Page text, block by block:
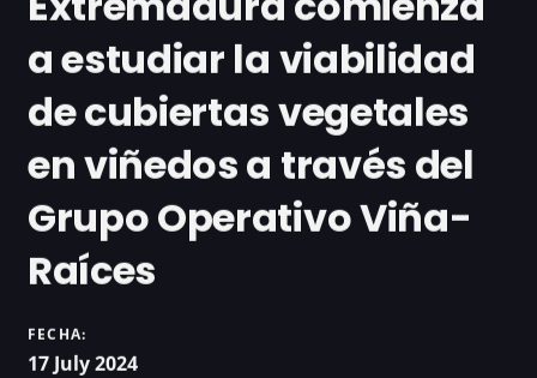
a estudiar la viabilidad
de cubiertas vegetales
en viñedos a través del
Grupo Operativo Viña-
Raíces
FECHA:
17 July 2024